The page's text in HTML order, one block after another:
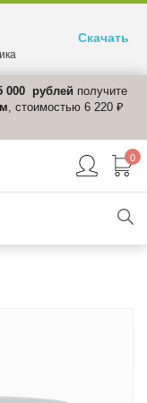
000 рублей получите
, стоимостью 6 220 ₽
0
Скачать